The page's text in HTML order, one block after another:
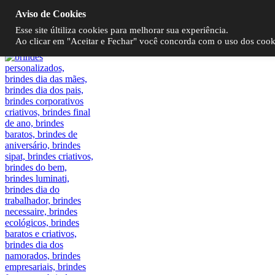
Nexo Brindes
Aviso de Cookies
Esse site últiliza cookies para melhorar sua experiência.
Ao clicar em "Aceitar e Fechar" você concorda com o uso dos